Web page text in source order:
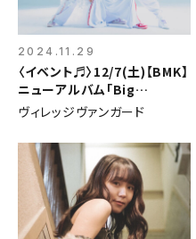
2024.11.29
〈イベント♬〉12/7(土)【BMK】
ニューアルバム「Big
Monster Kite」発売記念イ
ヴィレッジヴァンガード